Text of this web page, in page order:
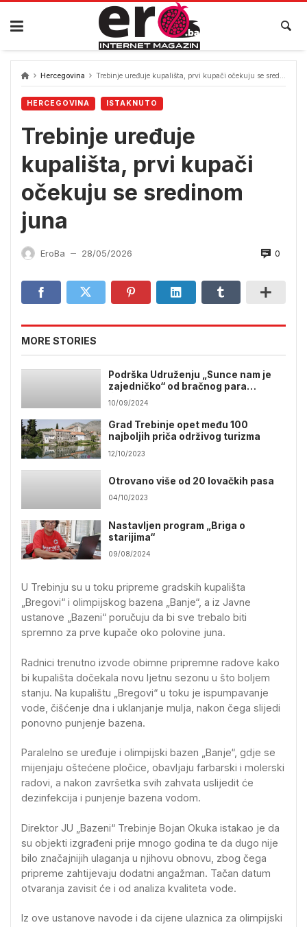
Skip
content
Hercegovina Trebinje uređuje kupališta, prvi kupači očekuju se sredinom juna
HERCEGOVINA ISTAKNUTO
Trebinje uređuje
kupališta, prvi kupači
očekuju se sredinom
juna
EroBa — 28/05/2026 0
MORE STORIES
Podrška Udruženju „Sunce nam je
zajedničko“ od bračnog para
Ćerimagić
10/09/2024
Grad Trebinje opet među 100
najboljih priča održivog turizma
12/10/2023
Otrovano više od 20 lovačkih pasa
04/10/2023
Nastavljen program „Briga o
starijima“
09/08/2024
U Trebinju su u toku pripreme gradskih kupališta
„Bregovi“ i olimpijskog bazena „Banje“, a iz Javne
ustanove „Bazeni“ poručuju da bi sve trebalo biti
spremno za prve kupače oko polovine juna.
Radnici trenutno izvode obimne pripremne radove kako
bi kupališta dočekala novu ljetnu sezonu u što boljem
stanju. Na kupalištu „Bregovi“ u toku je ispumpavanje
vode, čišćenje dna i uklanjanje mulja, nakon čega slijedi
ponovno punjenje bazena.
Paralelno se uređuje i olimpijski bazen „Banje“, gdje se
mijenjaju oštećene pločice, obavljaju farbarski i molerski
radovi, a nakon završetka svih zahvata uslijedit će
dezinfekcija i punjenje bazena vodom.
Direktor JU „Bazeni“ Trebinje Bojan Okuka istakao je da
su objekti izgrađeni prije mnogo godina te da dugo nije
bilo značajnijih ulaganja u njihovu obnovu, zbog čega
pripreme zahtijevaju dodatni angažman. Tačan datum
otvaranja zavisit će i od analiza kvaliteta vode.
Iz ove ustanove navode i da cijene ulaznica za olimpijski